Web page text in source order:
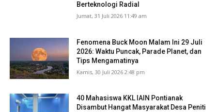
Berteknologi Radial
Jumat, 31 Juli 2026 11:49 am
Fenomena Buck Moon Malam Ini 29 Juli
2026: Waktu Puncak, Parade Planet, dan
Tips Mengamatinya
Kamis, 30 Juli 2026 2:48 pm
40 Mahasiswa KKL IAIN Pontianak
Disambut Hangat Masyarakat Desa Peniti